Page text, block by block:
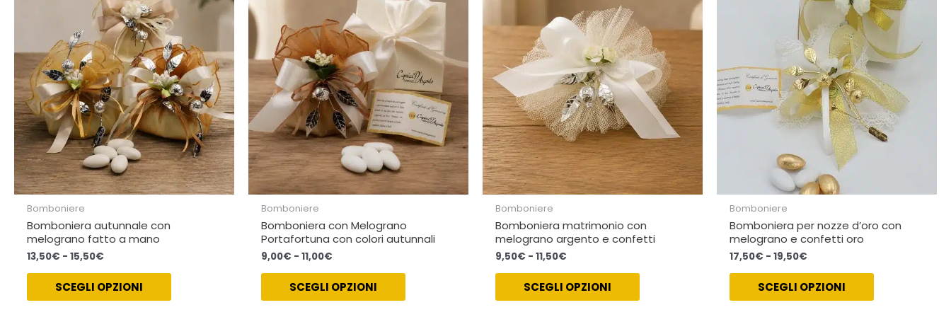
Bomboniere
Bomboniera autunnale con
melograno fatto a mano
13,50€ - 15,50€
15,50€
SCEGLI OPZIONI
varianti.
Le
opzioni
possono
essere
scelte
nella
pagina
del
prodotto
Bomboniere
Bomboniera con Melograno
Portafortuna con colori autunnali
9,00€ - 11,00€
11,00€
SCEGLI OPZIONI
varianti.
Le
opzioni
possono
essere
scelte
nella
pagina
del
prodotto
Bomboniere
Bomboniera matrimonio con
melograno argento e confetti
9,50€ - 11,50€
11,50€
SCEGLI OPZIONI
Le
opzioni
possono
essere
scelte
nella
pagina
del
prodotto
Bomboniere
Bomboniera per nozze d’oro con
melograno e confetti oro
17,50€ - 19,50€
SCEGLI OPZIONI
varianti.
Le
opzioni
possono
essere
scelte
nella
pagina